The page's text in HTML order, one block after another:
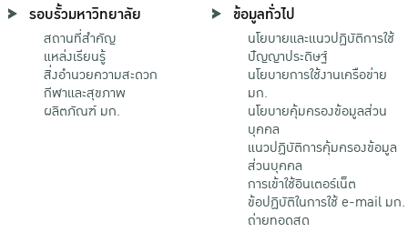
รอบรั้วมหาวิทยาลัย
สถานที่สำคัญ
แหล่งเรียนรู้
สิ่งอำนวยความสะดวก
กีฬาและสุขภาพ
ผลิตภัณฑ์ มก.
ข้อมูลทั่วไป
นโยบายและแนวปฏิบัติการใช้
ปัญญาประดิษฐ์
นโยบายการใช้งานเครือข่าย
มก.
นโยบายคุ้มครองข้อมูลส่วน
บุคคล
แนวปฏิบัติการคุ้มครองข้อมูล
ส่วนบุคคล
การเข้าใช้อินเตอร์เน็ต
ข้อปฏิบัติในการใช้ e-mail มก.
ถ่ายทอดสด